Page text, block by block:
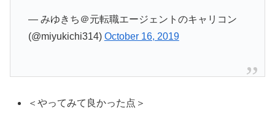
— みゆきち＠元転職エージェントのキャリコン
(@miyukichi314) October 16, 2019
＜やってみて良かった点＞